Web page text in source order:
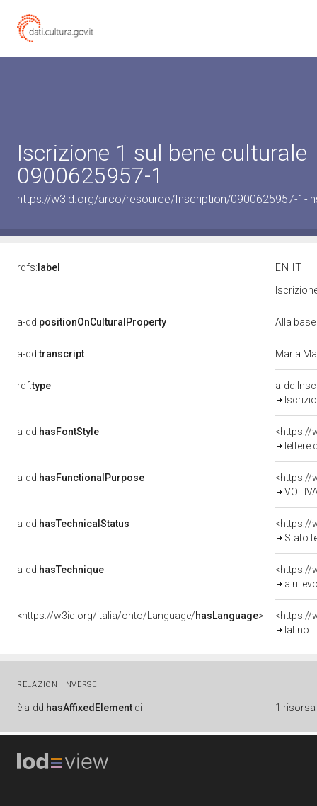
Iscrizione 1 sul bene culturale
0900625957-1
https://w3id.org/arco/resource/Inscription/0900625957-1-
rdfs: label EN
IT
a-dd:positionOnCulturalProperty Alla
a-dd:transcript Maria
rdf:type
a-
a-dd:hasFontStyle
<https://
lettere
a-dd:hasFunctionalPurpose
<https://
a-dd:hasTechnicalStatus
Stato
a-dd:hasTechnique
<https://
a
<https://w3id.org/italia/onto/Language/hasLanguage>
<https://
latino
RELAZIONI INVERSE
è a-dd:hasAffixedElement di 1 risorsa